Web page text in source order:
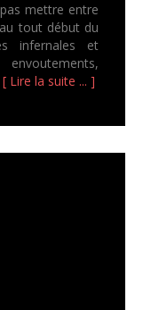
mettre entre
tout début du
infernales et
[ Lire la suite ... ]